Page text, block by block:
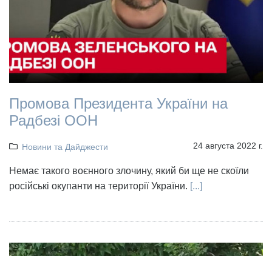
Промова Президента України на
Радбезі ООН
Новини та Дайджести 24 августа 2022 г.
Немає такого воєнного злочину, який би ще не скоїли
російські окупанти на території України. [...]